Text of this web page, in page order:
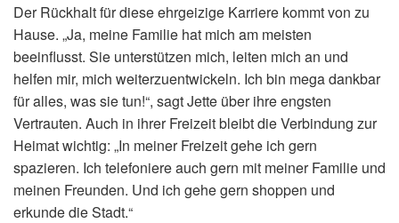
Der Rückhalt für diese ehrgeizige Karriere kommt von zu
Hause. „Ja, meine Familie hat mich am meisten
beeinflusst. Sie unterstützen mich, leiten mich an und
helfen mir, mich weiterzuentwickeln. Ich bin mega dankbar
für alles, was sie tun!“, sagt Jette über ihre engsten
Vertrauten. Auch in ihrer Freizeit bleibt die Verbindung zur
Heimat wichtig: „In meiner Freizeit gehe ich gern
spazieren. Ich telefoniere auch gern mit meiner Familie und
meinen Freunden. Und ich gehe gern shoppen und
erkunde die Stadt.“